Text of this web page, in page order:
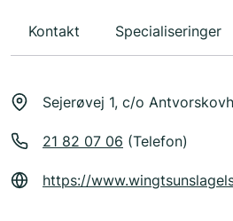
Kontakt Specialiseringer
Sejerøvej 1, c/o
21 82 07 06 (Telefon)
https://